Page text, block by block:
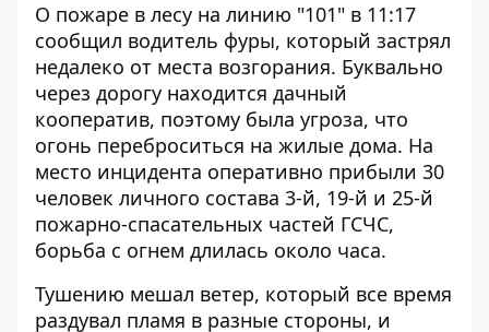
О пожаре в лесу на линию "101" в 11:17
сообщил водитель фуры, который застрял
недалеко от места возгорания. Буквально
через дорогу находится дачный
кооператив, поэтому была угроза, что
огонь переброситься на жилые дома. На
место инцидента оперативно прибыли 30
человек личного состава 3-й, 19-й и 25-й
пожарно-спасательных частей ГСЧС,
борьба с огнем длилась около часа.
Тушению мешал ветер, который все время
раздувал пламя в разные стороны, и